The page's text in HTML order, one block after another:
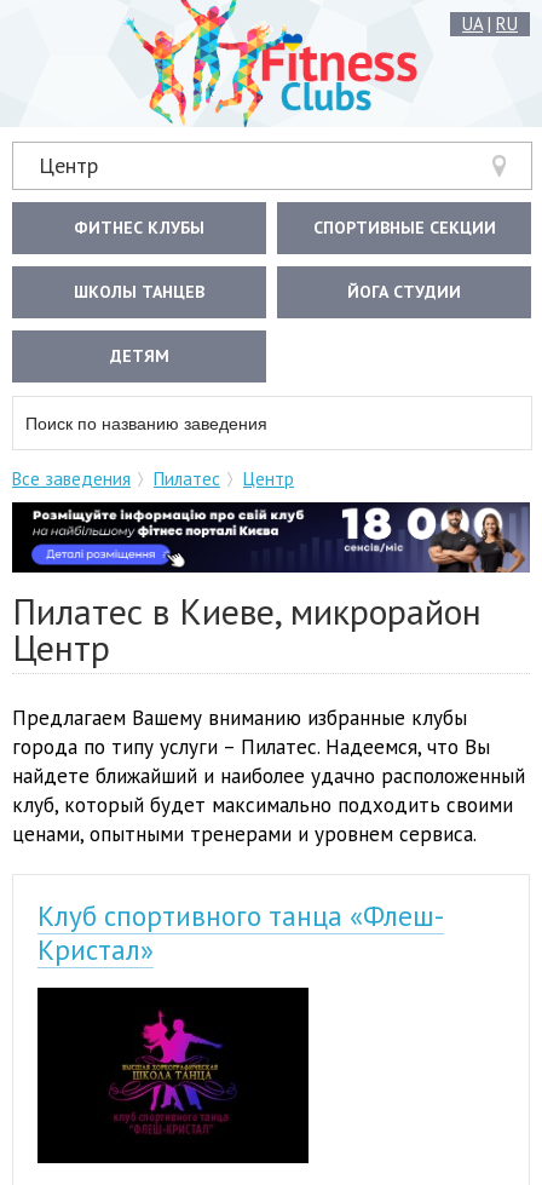
UA| RU
Центр
ФИТНЕС КЛУБЫ СПОРТИВНЫЕ СЕКЦИИ
ШКОЛЫ ТАНЦЕВ ЙОГА СТУДИИ
ДЕТЯМ
Все заведения Пилатес Центр
Пилатес в Киеве, микрорайон
Центр
Предлагаем Вашему вниманию избранные клубы
города по типу услуги – Пилатес. Надеемся, что Вы
найдете ближайший и наиболее удачно расположенный
клуб, который будет максимально подходить своими
ценами, опытными тренерами и уровнем сервиса.
Клуб спортивного танца «Флеш-
Кристал»